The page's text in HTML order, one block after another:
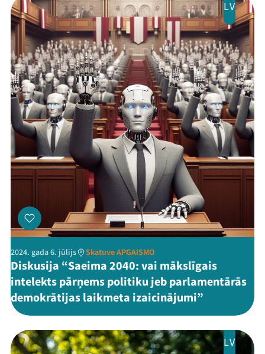
ThreadsFacebookYoutube
X Instagram
Flick TikTok
LV
2024. gada 6. jūlijs Skatuve APGAISMO
Diskusija “Saeima 2040: vai mākslīgais
intelekts pārņems politiku jeb parlamentārās
demokrātijas laikmeta izaicinājumi”
LV